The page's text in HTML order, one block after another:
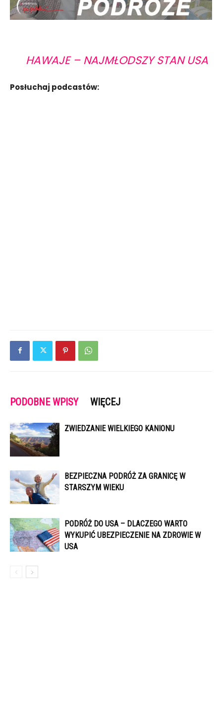
HAWAJE – NAJMŁODSZY STAN USA
Posłuchaj podcastów:
PODOBNE WPISY WIĘCEJ
ZWIEDZANIE WIELKIEGO KANIONU
BEZPIECZNA PODRÓŻ ZA GRANICĘ W
STARSZYM WIEKU
PODRÓŻ DO USA – DLACZEGO WARTO
WYKUPIĆ UBEZPIECZENIE NA ZDROWIE W
USA